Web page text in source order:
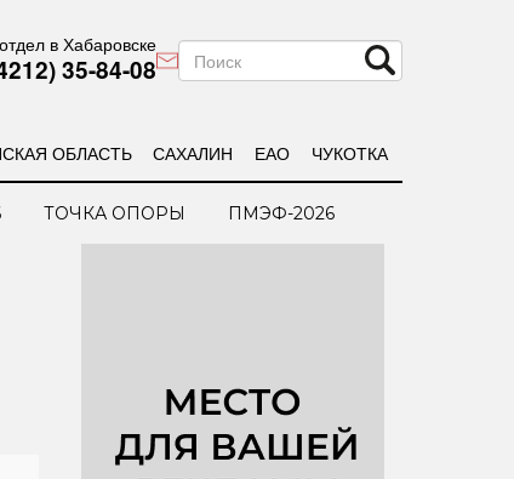
в Хабаровске
35-84-08
ОБЛАСТЬ САХАЛИН ЕАО ЧУКОТКА
ТОЧКА ОПОРЫ ПМЭФ-2026